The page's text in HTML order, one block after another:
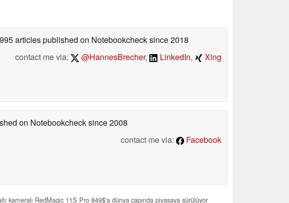
articles published on Notebookchecksince 2018
contact me via:
@HannesBrecher, LinkedIn, Xing
on Notebookchecksince 2008
contact me via:
Facebook
kameralı RedMagic 11S Pro 849$'a dünya çapında piyasaya sürülüyor